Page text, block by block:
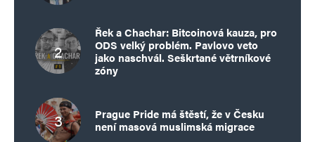
Řek a Chachar: Bitcoinová kauza, pro
ODS velký problém. Pavlovo veto
jako naschvál. Seškrtané větrníkové
zóny
Prague Pride má štěstí, že v Česku
není masová muslimská migrace